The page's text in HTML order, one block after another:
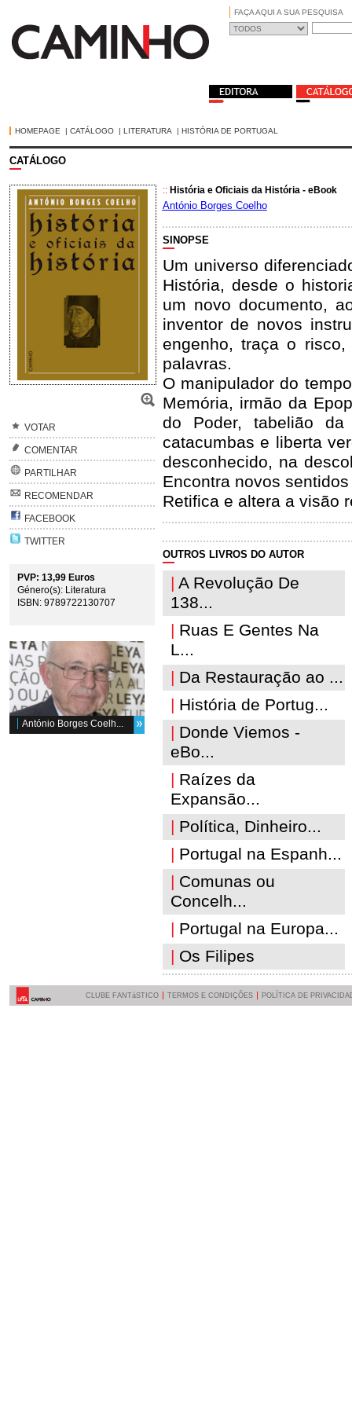
FAÇA AQUI A SUA PESQUISA
HOMEPAGE | CATÁLOGO| LITERATURA | HISTÓRIA DE PORTUGAL
CATÁLOGO
VOTAR
COMENTAR
PARTILHAR
RECOMENDAR
FACEBOOK
TWITTER
PVP: 13,99 Euros
Género(s): Literatura
ISBN: 9789722130707
António Borges Coelh...
:: História e Oficiais da História - eBook
António Borges Coelho
SINOPSE
Um universo
História, desde o
um novo documento,
inventor de novos
engenho, traça o
palavras.
O manipulador do
Memória, irmão da
do Poder, tabelião
catacumbas e liberta
desconhecido, na
Encontra novos
Retifica e altera a visão
OUTROS LIVROS DO AUTOR
| A Revolução De
138...
| Ruas E Gentes Na
L...
| Da Restauração ao ...
| História de Portug...
| Donde Viemos -
eBo...
| Raízes da
Expansão...
| Política, Dinheiro...
| Portugal na Espanh...
| Comunas ou
Concelh...
| Portugal na Europa...
| Os Filipes
CLUBE FANTáSTICO TERMOS E CONDIÇÕES POLÍTICA DE